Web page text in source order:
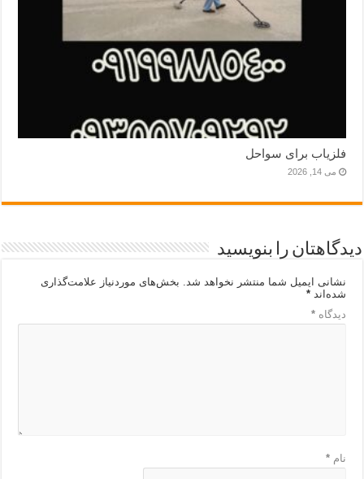
فلزیاب برای سواحل
می 14, 2026
دیدگاهتان را بنویسید
نشانی ایمیل شما منتشر نخواهد شد.
بخش‌های موردنیاز علامت‌گذاری
شده‌اند*
دیدگاه*
نام*